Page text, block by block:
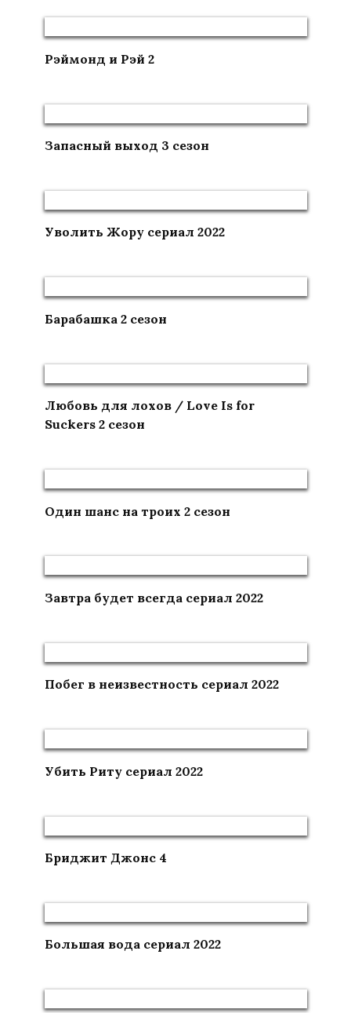
Рэймонд и Рэй 2
Запасный выход 3 сезон
Уволить Жору сериал 2022
Барабашка 2 сезон
Любовь для лохов / Love Is for
Suckers 2 сезон
Один шанс на троих 2 сезон
Завтра будет всегда сериал 2022
Побег в неизвестность сериал 2022
Убить Риту сериал 2022
Бриджит Джонс 4
Большая вода сериал 2022